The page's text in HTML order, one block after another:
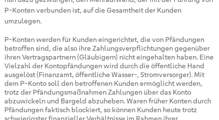
P-Konten verbunden ist, auf die Gesamtheit der Kunden
umzulegen.
P-Konten werden für Kunden eingerichtet, die von Pfändungen
betroffen sind, die also ihre Zahlungsverpflichtungen gegenüber
ihren Vertragspartnern (Gläubigern) nicht eingehalten haben. Eine
Vielzahl der Kontopfändungen wird durch die öffentliche Hand
ausgelöst (Finanzamt, öffentliche Wasser-, Stromversorger). Mit
dem P-Konto soll den betroffenen Kunden ermöglicht werden,
trotz der Pfändungsmaßnahmen Zahlungen über das Konto
abzuwickeln und Bargeld abzuheben. Waren früher Konten durch
Pfändungen faktisch blockiert, so können Kunden heute trotz